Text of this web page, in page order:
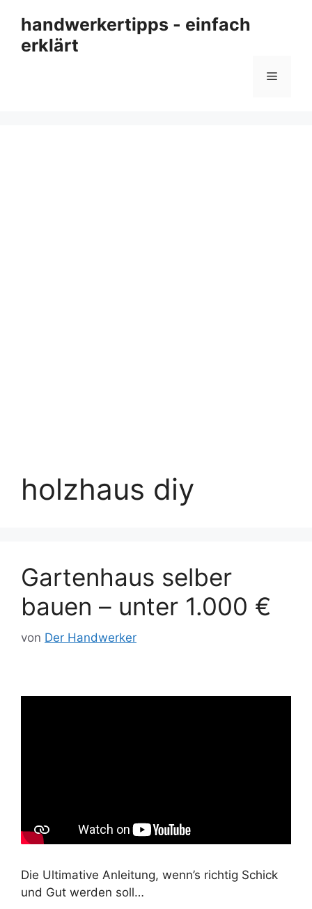
Inhalt
springen
handwerkertipps - einfach
erklärt
Menü
holzhaus diy
Gartenhaus selber
bauen – unter 1.000 €
von Der Handwerker
Die Ultimative Anleitung, wenn’s richtig Schick
und Gut werden soll…